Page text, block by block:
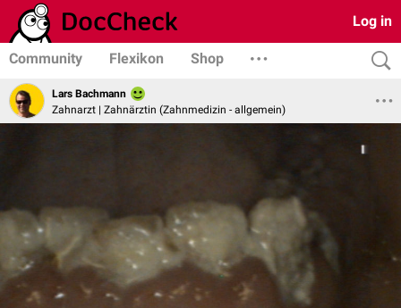
Log in
Community Flexikon Shop
Lars Bachmann
Zahnarzt | Zahnärztin (Zahnmedizin - allgemein)